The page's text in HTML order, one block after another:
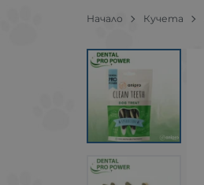
Начало Кучета